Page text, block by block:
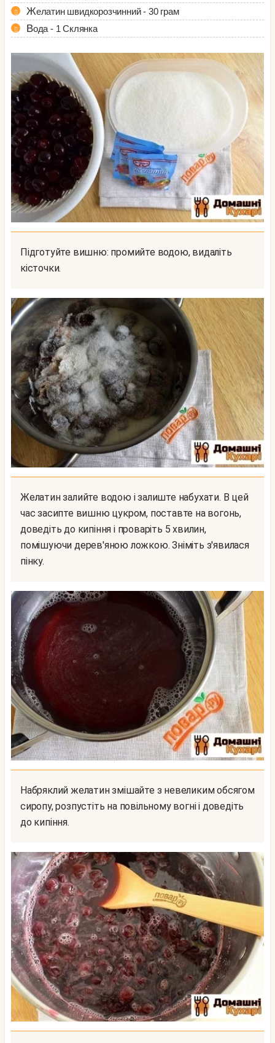
Желатин швидкорозчинний - 30 грам
Вода - 1 Склянка
Підготуйте вишню: промийте водою, видаліть
кісточки.
Желатин залийте водою і залиште набухати. В цей
час засипте вишню цукром, поставте на вогонь,
доведіть до кипіння і проваріть 5 хвилин,
помішуючи дерев'яною ложкою. Зніміть з'явилася
пінку.
Набряклий желатин змішайте з невеликим обсягом
сиропу, розпустіть на повільному вогні і доведіть
до кипіння.